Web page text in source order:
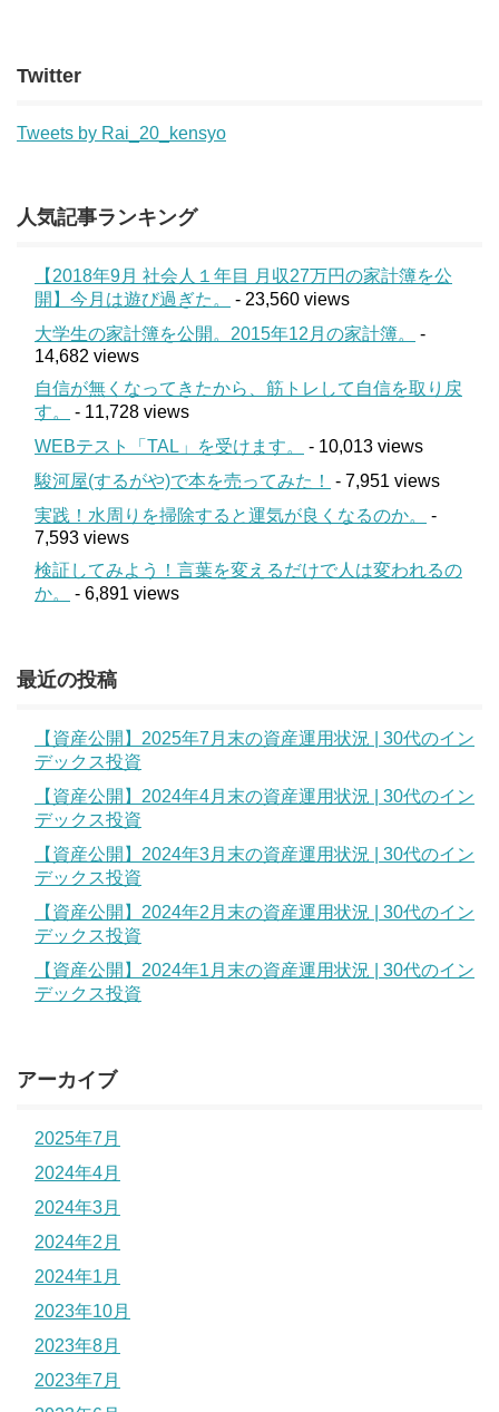
Twitter
Tweets by Rai_20_kensyo
人気記事ランキング
【2018年9月 社会人１年目 月収27万円の家計簿を公
開】今月は遊び過ぎた。
- 23,560 views
大学生の家計簿を公開。2015年12月の家計簿。
-
14,682 views
自信が無くなってきたから、筋トレして自信を取り戻
す。
- 11,728 views
WEBテスト「TAL」を受けます。
- 10,013 views
駿河屋(するがや)で本を売ってみた！
- 7,951 views
実践！水周りを掃除すると運気が良くなるのか。
-
7,593 views
検証してみよう！言葉を変えるだけで人は変われるの
か。
- 6,891 views
最近の投稿
【資産公開】2025年7月末の資産運用状況 | 30代のイン
デックス投資
【資産公開】2024年4月末の資産運用状況 | 30代のイン
デックス投資
【資産公開】2024年3月末の資産運用状況 | 30代のイン
デックス投資
【資産公開】2024年2月末の資産運用状況 | 30代のイン
デックス投資
【資産公開】2024年1月末の資産運用状況 | 30代のイン
デックス投資
アーカイブ
2025年7月
2024年4月
2024年3月
2024年2月
2024年1月
2023年10月
2023年8月
2023年7月